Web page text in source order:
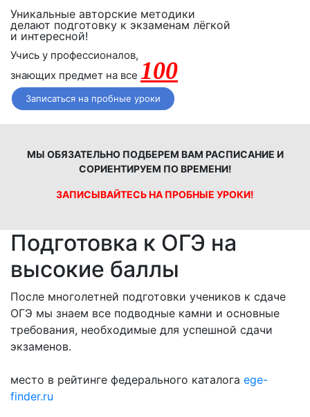
Уникальные авторские методики
делают подготовку к экзаменам лёгкой
и интересной!
Учись у профессионалов,
знающих предмет на все 100
Записаться на пробные уроки
МЫ ОБЯЗАТЕЛЬНО ПОДБЕРЕМ ВАМ РАСПИСАНИЕ И
СОРИЕНТИРУЕМ ПО ВРЕМЕНИ!
ЗАПИСЫВАЙТЕСЬ НА ПРОБНЫЕ УРОКИ!
Подготовка к ОГЭ на
высокие баллы
После многолетней подготовки учеников к сдаче
ОГЭ мы знаем все подводные камни и основные
требования, необходимые для успешной сдачи
экзаменов.
место в рейтинге федерального каталога ege-
finder.ru